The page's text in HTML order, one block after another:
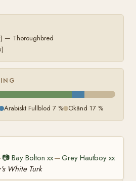
— Thoroughbred
Arabiskt Fullblod 7 % Okänd 17 %
📷Bay Bolton xx—Grey Hautboy xx
White Turk